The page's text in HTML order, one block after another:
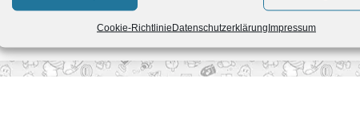
Cookie-RichtlinieDatenschutzerklärungImpressum
3D Mario & Donkey